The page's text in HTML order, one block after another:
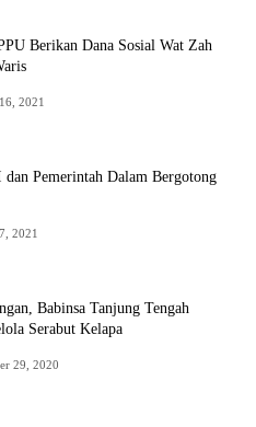
Berikan Dana Sosial Wat Zah
2021
Pemerintah Dalam Bergotong
2021
Babinsa Tanjung Tengah
Serabut Kelapa
29, 2020